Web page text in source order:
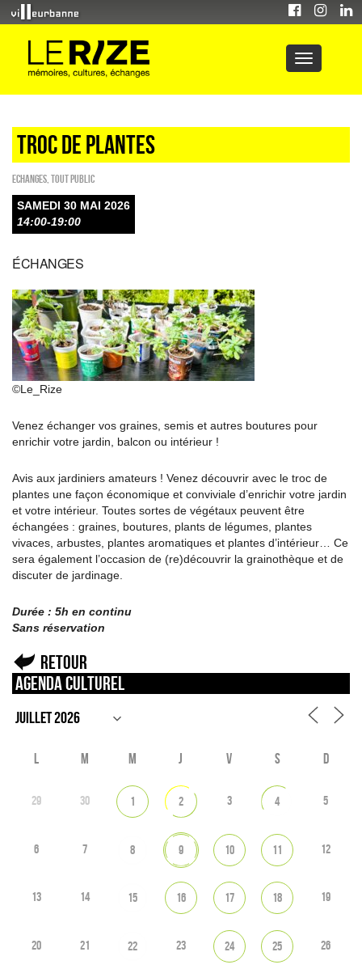
TROC DE PLANTES
ECHANGES Tout public
SAMEDI 30 MAI 2026
14:00-19:00
ÉCHANGES
©Le_Rize
Venez échanger vos graines, semis et autres boutures pour
enrichir votre jardin, balcon ou intérieur !
Avis aux jardiniers amateurs ! Venez découvrir avec le troc de
plantes une façon économique et conviviale d’enrichir votre jardin
et votre intérieur. Toutes sortes de végétaux peuvent être
échangées : graines, boutures, plants de légumes, plantes
vivaces, arbustes, plantes aromatiques et plantes d’intérieur… Ce
sera également l’occasion de (re)découvrir la grainothèque et de
discuter de jardinage.
Durée : 5h en continu
Sans réservation
Retour
Agenda culturel
L M M J V S D
29 30 1 2 3 4 5
6 7 8 9 10 11 12
13 14 15 16 17 18 19
20 21 22 23 24 25 26